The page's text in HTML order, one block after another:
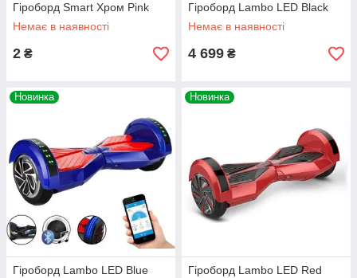
Гіроборд Smart Хром Pink
Немає в наявності
2 ₴
Гіроборд Lambo LED Black
Немає в наявності
4 699 ₴
Новинка
Гіроборд Lambo LED Blue
Новинка
Гіроборд Lambo LED Red